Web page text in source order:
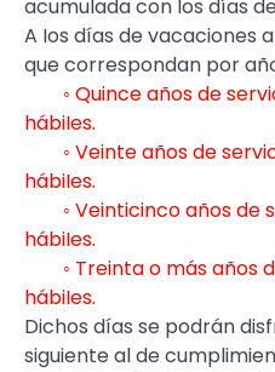
acumulada con los días
A Ios días de vacaciones
que correspondan por
◦ Quince años de
hábiIes.
◦ Veinte años de
hábiIes.
◦ Veinticinco años de
hábiIes.
◦ Treinta o más años
hábiIes.
Dichos días se podrán
siguiente al de